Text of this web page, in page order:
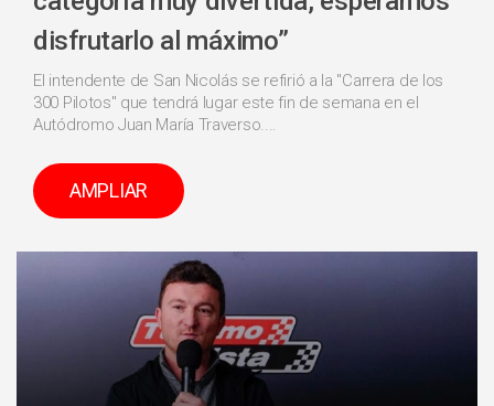
disfrutarlo al máximo”
El intendente de San Nicolás se refirió a la "Carrera de los
300 Pilotos" que tendrá lugar este fin de semana en el
Autódromo Juan María Traverso....
AMPLIAR